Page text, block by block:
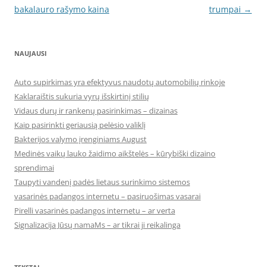
navigation
bakalauro rašymo kaina
trumpai →
NAUJAUSI
Auto supirkimas yra efektyvus naudotų automobilių rinkoje
Kaklaraištis sukuria vyrų išskirtinį stilių
Vidaus durų ir rankenų pasirinkimas – dizainas
Kaip pasirinkti geriausią pelėsio valiklį
Bakterijos valymo įrenginiams August
Medinės vaikų lauko žaidimo aikštelės – kūrybiški dizaino
sprendimai
Taupyti vandenį padės lietaus surinkimo sistemos
vasarinės padangos internetu – pasiruošimas vasarai
Pirelli vasarinės padangos internetu – ar verta
Signalizacija Jūsų namaMs – ar tikrai ji reikalinga